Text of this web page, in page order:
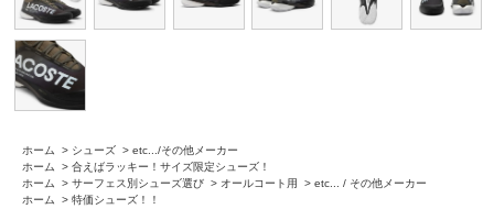
ホーム > シューズ > etc.../その他メーカー
ホーム
> 合えばラッキー！サイズ限定シューズ！
ホーム
> サーフェス別シューズ選び > オールコート用 > etc... / その他メーカー
ホーム
> 特価シューズ！！